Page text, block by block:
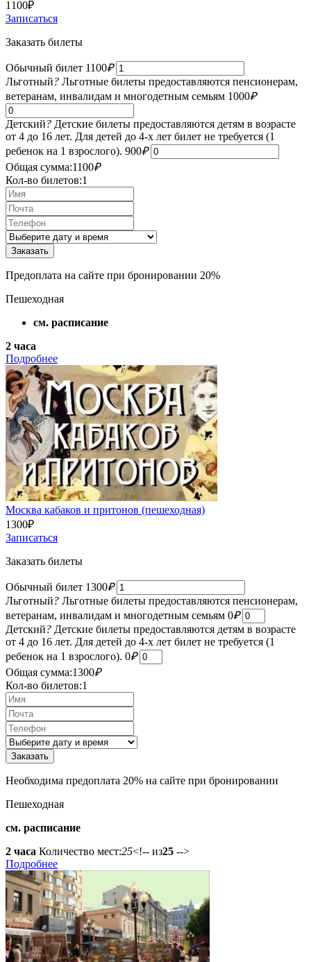
1100₽
Записаться
Заказать билеты
Обычный билет 1100₽
Льготный? Льготные билеты предоставляются пенсионерам,
ветеранам, инвалидам и многодетным семьям 1000₽
Детский? Детские билеты предоставляются детям в возрасте
от 4 до 16 лет. Для детей до 4-х лет билет не требуется (1
ребенок на 1 взрослого). 900₽
Общая сумма:1100₽
Кол-во билетов:1
Предоплата на сайте при бронировании 20%
Пешеходная
см. расписание
2 часа
Подробнее
Москва кабаков и притонов (пешеходная)
1300₽
Записаться
Заказать билеты
Обычный билет 1300₽
Льготный? Льготные билеты предоставляются пенсионерам,
ветеранам, инвалидам и многодетным семьям 0₽
Детский? Детские билеты предоставляются детям в возрасте
от 4 до 16 лет. Для детей до 4-х лет билет не требуется (1
ребенок на 1 взрослого). 0₽
Общая сумма:1300₽
Кол-во билетов:1
Необходима предоплата 20% на сайте при бронировании
Пешеходная
см. расписание
2 часа Количество мест:25<!-- из25 -->
Подробнее